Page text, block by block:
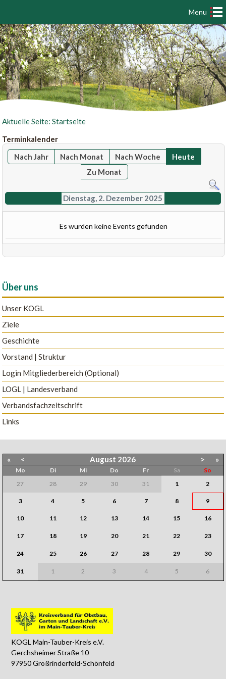
Menu
Aktuelle Seite:Startseite
Terminkalender
Nach Jahr
Nach Monat Nach Woche
Heute
Zu Monat
Dienstag, 2. Dezember 2025
Es wurden keine Events gefunden
Über uns
Unser KOGL
Ziele
Geschichte
Vorstand | Struktur
Login Mitgliederbereich (Optional)
LOGL | Landesverband
Verbandsfachzeitschrift
Links
« < August 2026 > »
Mo Di Mi Do Fr Sa
So
27
28 29 30 31 1 2
3 4 5 6 7 8 9
10 11 12 13 14 15 16
17 18 19 20 21 22 23
24 25 26 27 28 29 30
31 1 2 3 4 5 6
KOGL Main-Tauber-Kreis e.V.
Gerchsheimer Straße 10
97950 Großrinderfeld-Schönfeld